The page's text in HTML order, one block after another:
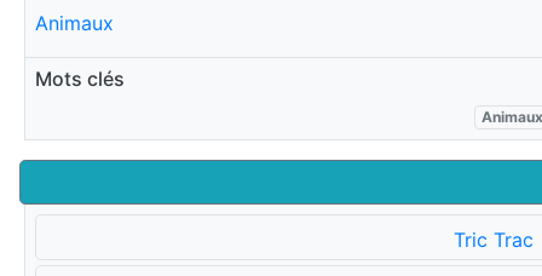
Animaux
Mots clés
Animaux
Tric Trac